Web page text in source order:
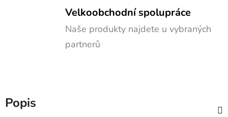
Velkoobchodní spolupráce
Naše produkty najdete u vybraných
partnerů
Popis